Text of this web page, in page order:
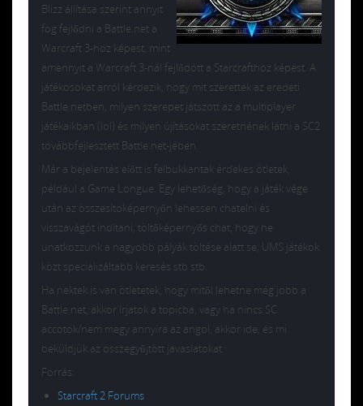
Blizz állítása szerint annyit
fog fejlődni a Battle.net a
Warcraft 3-hoz képest, mint
amennyit a Warcraft 3-nál fejlődött a Starcrafthoz képest. A
játékosokat arról kérdezik, hogy mit szerettek az eredeti
Battle.netben, milyen szerepet játszott az a multiplayer
játékaikban (lol) és milyen újításokat szeretnének látni a SC2
továbbfejlesztett Battle.net-jében.
Már a bejelentés előtt is felbukkantak érdekes ötletek,
például a Game Longue: Egy lehetőség, hogy a játék vége
után az összesítoképernyőn lehessen chatelni és
visszavágót indítani; töltőképernyős chat, hogy ne
unatkozzunk a nagyobb pályák töltése alatt se; UMS játékok
közt specializáltabb keresés stb stb.
Ha nektek is van ötletetek, hogy mitől lehetne még jobb a
Battle.net, akkor írjatok a topicba, vagy ha nincs SC
accotok/nem megy annyira az angol, akkor ide, és mi
beküldjük az összegyűjtött javaslatokat.
Forrás:
Starcraft 2 Forums